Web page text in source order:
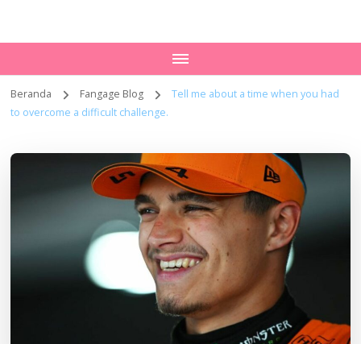
Beranda Fangage Blog
Tell me about a time when you had
to overcome a difficult challenge.